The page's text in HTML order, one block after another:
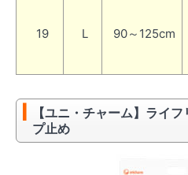
19 L 90～125cm
【ユニ・チャーム】ライ
プ止め